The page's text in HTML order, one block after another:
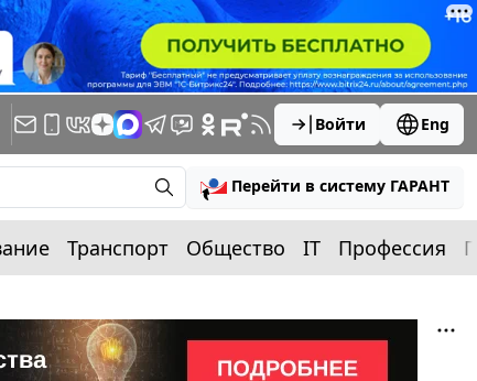
Войти Eng
Перейти в систему ГАРАНТ
Транспорт Общество IT Профессия